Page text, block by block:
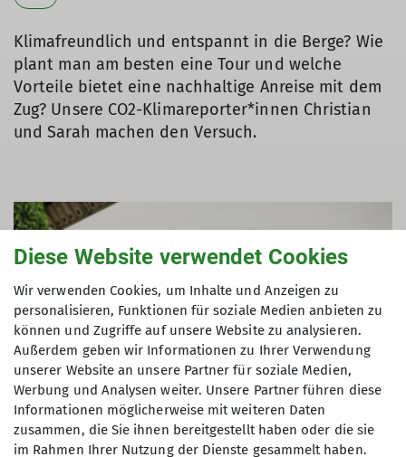
Klimafreundlich und entspannt in die Berge? Wie
plant man am besten eine Tour und welche
Vorteile bietet eine nachhaltige Anreise mit dem
Zug? Unsere CO2-Klimareporter*innen Christian
und Sarah machen den Versuch.
Diese Website verwendet Cookies
Wir verwenden Cookies, um Inhalte und Anzeigen zu
personalisieren, Funktionen für soziale Medien anbieten zu
können und Zugriffe auf unsere Website zu analysieren.
Außerdem geben wir Informationen zu Ihrer Verwendung
unserer Website an unsere Partner für soziale Medien,
Werbung und Analysen weiter. Unsere Partner führen diese
Informationen möglicherweise mit weiteren Daten
zusammen, die Sie ihnen bereitgestellt haben oder die sie
im Rahmen Ihrer Nutzung der Dienste gesammelt haben.